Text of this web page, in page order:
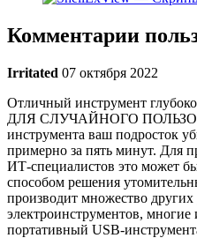
Комментарии
Irritated 07 октября 2022
Отличный инструмент
ДЛЯ СЛУЧАЙНОГО
инструмента ваш подросток
примерно за пять минут. Для
ИТ-специалистов это может
способом решения
производит множество
электроинструментов,
портативный USB-